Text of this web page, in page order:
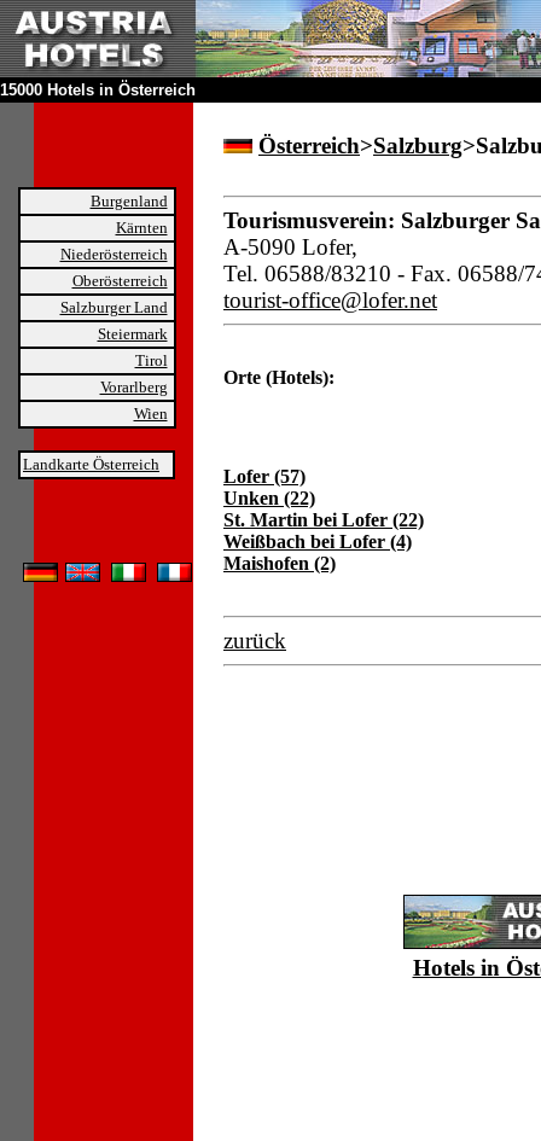
15000 Hotels in Österreich
Burgenland
Kärnten
Niederösterreich
Oberösterreich
Salzburger Land
Steiermark
Tirol
Vorarlberg
Wien
Landkarte Österreich
Österreich>Salzburg
Tourismusverein: Salzburger
A-5090 Lofer,
Tel. 06588/83210 - Fax. 06588/
tourist-office@lofer.net
Orte (Hotels):
Lofer (57)
Unken (22)
St. Martin bei Lofer (22)
Weißbach bei Lofer (4)
Maishofen (2)
zurück
Hotels in